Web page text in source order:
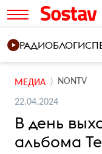
РАДИОБЛОГИ
МЕДИА NONTV
22.04.2024
В день
альбома